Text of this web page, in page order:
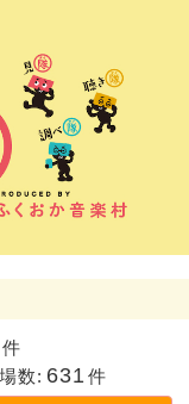
件
数: 631 件